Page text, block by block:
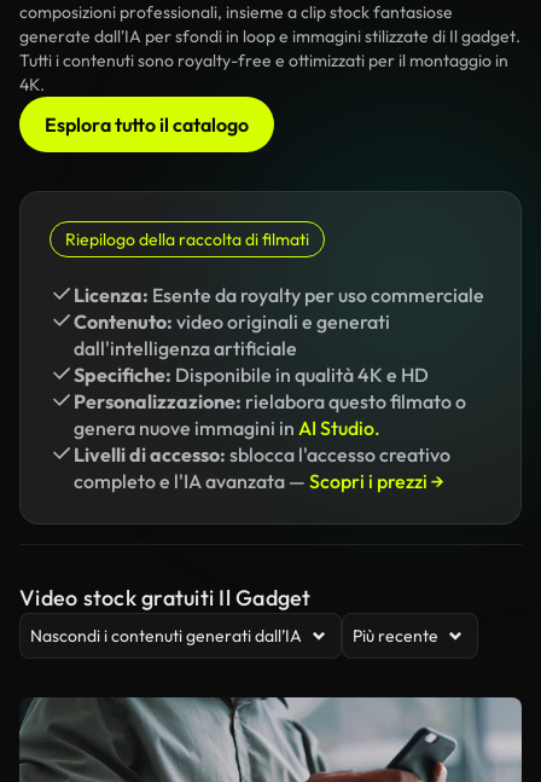
composizioni professionali, insieme a clip stock fantasiose
generate dall'IA per sfondi in loop e immagini stilizzate di Il gadget.
Tutti i contenuti sono royalty-free e ottimizzati per il montaggio in
4K.
Esplora tutto il catalogo
Riepilogo della raccolta di filmati
Licenza: Esente da royalty per uso commerciale
Contenuto: video originali e generati
dall'intelligenza artificiale
Specifiche: Disponibile in qualità 4K e HD
Personalizzazione: rielabora questo filmato o
genera nuove immagini in AI Studio.
Livelli di accesso: sblocca l'accesso creativo
completo e l'IA avanzata — Scopri i prezzi →
Video stock gratuiti Il Gadget
Nascondi i contenuti generati dall’IA Più recente